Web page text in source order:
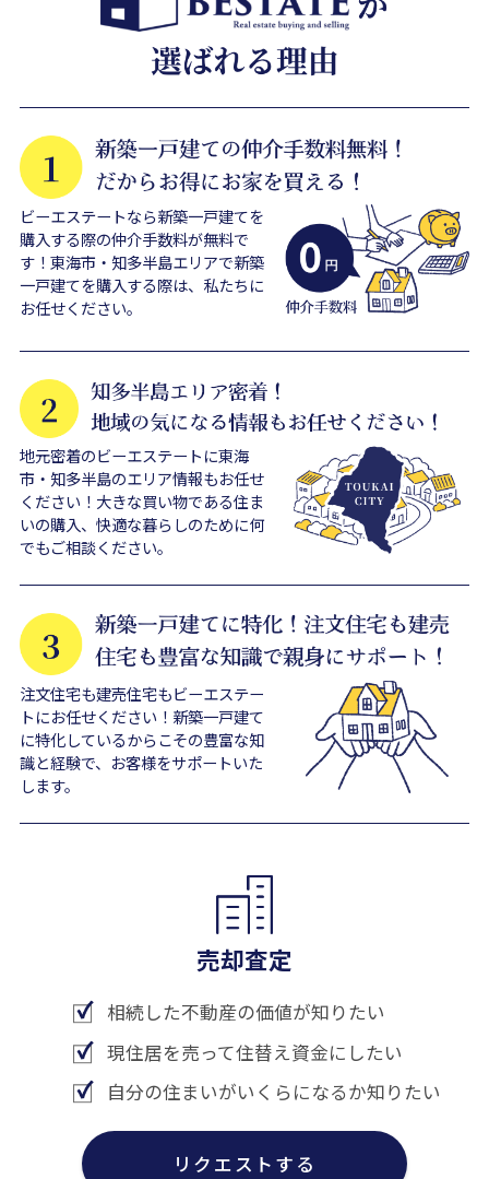
ビーエステートなら新築一戸建てを
購入する際の仲介手数料が無料で
す！東海市・知多半島エリアで新築
一戸建てを購入する際は、私たちに
お任せください。
地元密着のビーエステートに東海
市・知多半島のエリア情報もお任せ
ください！大きな買い物である住ま
いの購入、快適な暮らしのために何
でもご相談ください。
注文住宅も建売住宅もビーエステー
トにお任せください！新築一戸建て
に特化しているからこその豊富な知
識と経験で、お客様をサポートいた
します。
売却査定
相続した不動産の価値が知りたい
現住居を売って住替え資金にしたい
自分の住まいがいくらになるか知りたい
リクエストする